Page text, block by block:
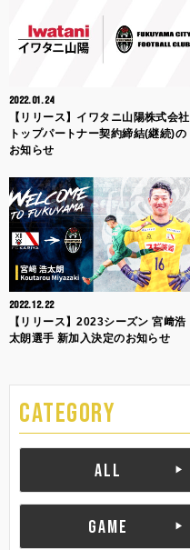
2022.01.24
【リリース】イワタニ山陽株式会社
トップパートナー契約締結(継続)の
お知らせ
2022.12.22
【リリース】2023シーズン 宮﨑浩
太朗選手 新加入決定のお知らせ
CATEGORY
ALL
GAME